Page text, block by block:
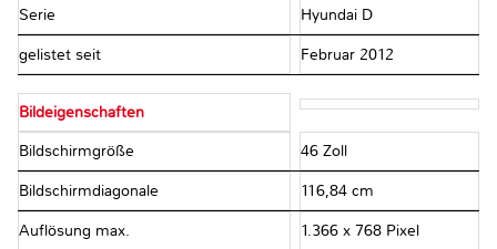
Serie Hyundai D
gelistet seit Februar 2012
Bildeigenschaften
Bildschirmgröße 46 Zoll
Bildschirmdiagonale 116,84 cm
Auflösung max. 1.366 x 768 Pixel